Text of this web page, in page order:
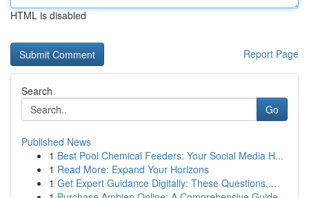
HTML is disabled
Report Page
Search
Go
Published News
1 Best Pool Chemical Feeders: Your Social Media H...
1 Read More: Expand Your Horizons
1 Get Expert Guidance Digitally: These Questions,...